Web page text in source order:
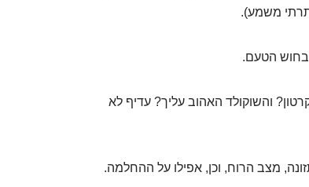
משמע).
בחוש הטעם.
והשוקולד האהוב עליך? עדיף לא
מצב הרוח, וכן, אפילו על ההחלמה.